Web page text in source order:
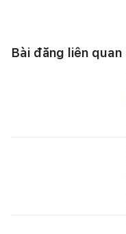
Bài đăng liên quan